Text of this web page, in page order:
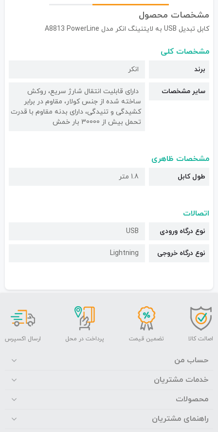
مشخصات محصول
کابل تبدیل USB به لایتنینگ انکر مدل A8813 PowerLine
مشخصات کلی
برند انکر
سایر مشخصات
دارای قابلیت انتقال شارژ سریع، روکش
ساخته شده از جنس کولار، مقاوم در برابر
کشیدگی و تنیدگی، دارای بدنه مقاوم با قدرت
تحمل بیش از 30000 بار خمش
مشخصات ظاهری
طول کابل 1.8 متر
اتصالات
نوع درگاه ورودی USB
نوع درگاه خروجی Lightning
اصالت کالا تضمین قیمت پرداخت در محل ارسال اکسپرس
حساب من
خدمات مشتریان
محصولات
راهنمای مشتریان